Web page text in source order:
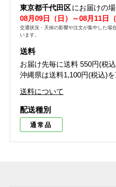
東京都千代田区にお届けの
08月09日（日）～08月11日（
交通状況・天候の影響や注文が集中した場
います。
送料
お届け先毎に送料 550円(税
沖縄県は送料1,100円(税込)を
送料について
配送種別
通常品